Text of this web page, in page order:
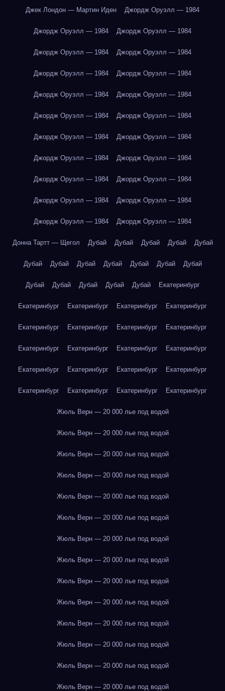
Джек Лондон — Мартин Иден Джордж Оруэлл — 1984
Джордж Оруэлл — 1984 Джордж Оруэлл — 1984
Джордж Оруэлл — 1984 Джордж Оруэлл — 1984
Джордж Оруэлл — 1984 Джордж Оруэлл — 1984
Джордж Оруэлл — 1984 Джордж Оруэлл — 1984
Джордж Оруэлл — 1984 Джордж Оруэлл — 1984
Джордж Оруэлл — 1984 Джордж Оруэлл — 1984
Джордж Оруэлл — 1984 Джордж Оруэлл — 1984
Джордж Оруэлл — 1984 Джордж Оруэлл — 1984
Джордж Оруэлл — 1984 Джордж Оруэлл — 1984
Джордж Оруэлл — 1984 Джордж Оруэлл — 1984
Донна Тартт — Щегол Дубай Дубай Дубай Дубай Дубай
Дубай Дубай Дубай Дубай Дубай Дубай Дубай
Дубай Дубай Дубай Дубай Дубай Екатеринбург
Екатеринбург Екатеринбург Екатеринбург Екатеринбург
Екатеринбург Екатеринбург Екатеринбург Екатеринбург
Екатеринбург Екатеринбург Екатеринбург Екатеринбург
Екатеринбург Екатеринбург Екатеринбург Екатеринбург
Екатеринбург Екатеринбург Екатеринбург Екатеринбург
Жюль Верн — 20 000 лье под водой
Жюль Верн — 20 000 лье под водой
Жюль Верн — 20 000 лье под водой
Жюль Верн — 20 000 лье под водой
Жюль Верн — 20 000 лье под водой
Жюль Верн — 20 000 лье под водой
Жюль Верн — 20 000 лье под водой
Жюль Верн — 20 000 лье под водой
Жюль Верн — 20 000 лье под водой
Жюль Верн — 20 000 лье под водой
Жюль Верн — 20 000 лье под водой
Жюль Верн — 20 000 лье под водой
Жюль Верн — 20 000 лье под водой
Жюль Верн — 20 000 лье под водой